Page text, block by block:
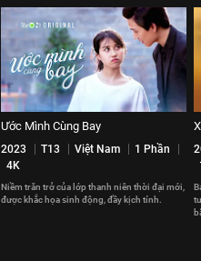
Ước Mình Cùng Bay
2023 T13 Việt Nam
1 Phần
4K
Niềm trăn trở của lớp thanh niên thời đại mới,
được khắc họa sinh động, đầy kịch tính.